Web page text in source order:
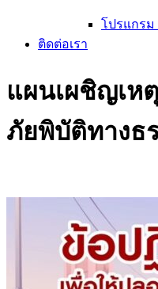
โปรแกรม
ติดต่อเรา
แผนเผชิญเห
ภัยพิบัติทางธ